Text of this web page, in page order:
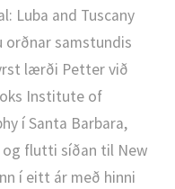
Luba and Tuscany
orðnar samstundis
lærði Petter við
Institute of
í Santa Barbara,
og flutti síðan til New
í eitt ár með hinni